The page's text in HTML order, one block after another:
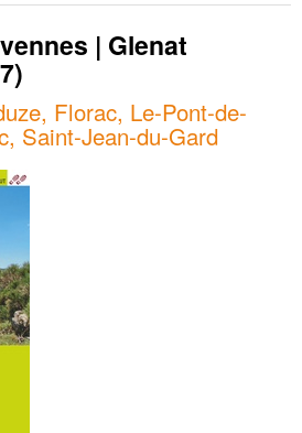
| Glenat
Florac, Le-Pont-de-
Saint-Jean-du-Gard